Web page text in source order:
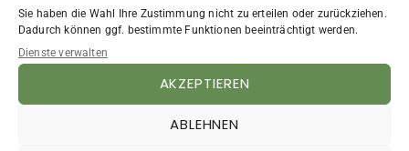
Sie haben die Wahl Ihre Zustimmung nicht zu erteilen oder zurückziehen.
Dadurch können ggf. bestimmte Funktionen beeinträchtigt werden.
Dienste verwalten
AKZEPTIEREN
ABLEHNEN
Bewerbung (4)
Existenzgründung (9)
FAQ
Frauen(4)
NLP(4)